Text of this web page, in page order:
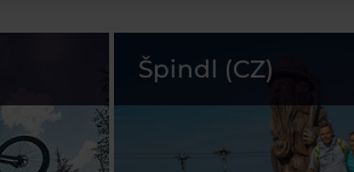
Špindl (CZ)